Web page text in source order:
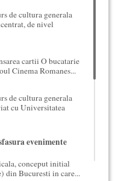
-, insa acum
culturii.
si administram proiecte
finantare, marketing
concerte si
tinem cursuri de
si de alte feluri.
care il administreaza si
mai jos.
de cultura generala
de nivel
cartii O bucatarie
Cinema Romanes...
de cultura generala
cu Universitatea
evenimente
conceput initial
din Bucuresti in care...